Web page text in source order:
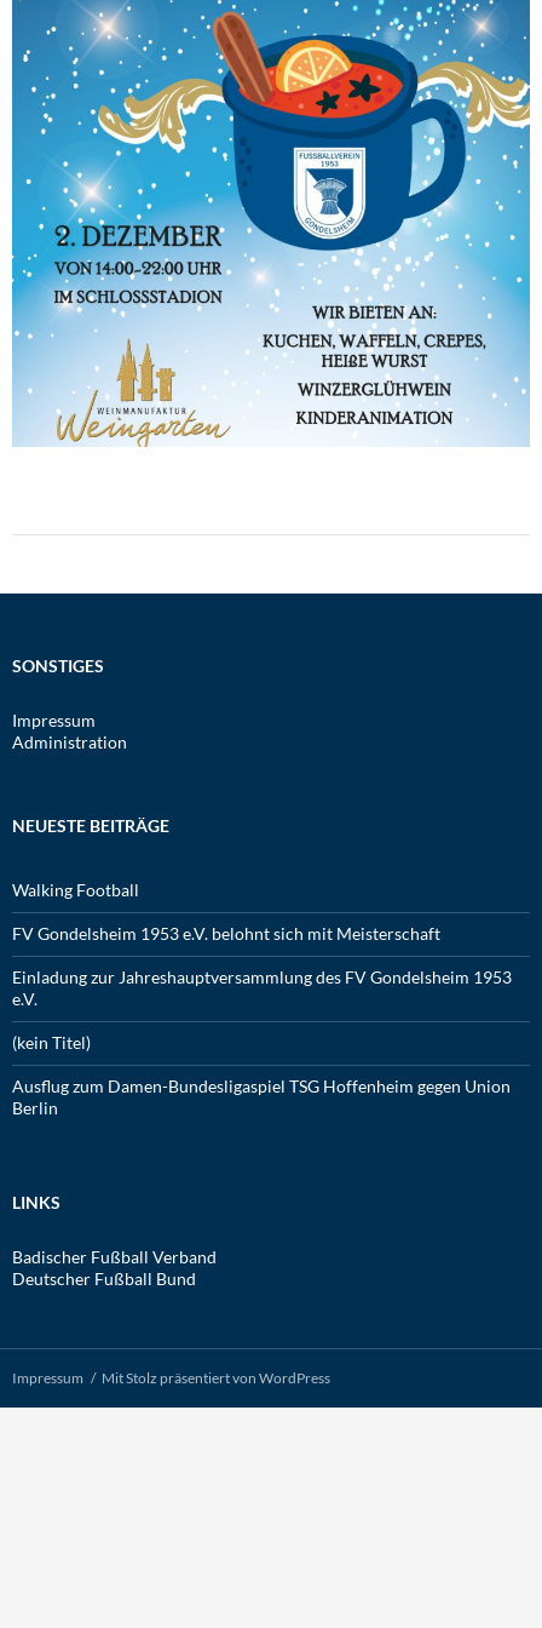
SONSTIGES
Impressum
Administration
NEUESTE BEITRÄGE
Walking Football
FV Gondelsheim 1953 e.V. belohnt sich mit Meisterschaft
Einladung zur Jahreshauptversammlung des FV Gondelsheim 1953
e.V.
(kein Titel)
Ausflug zum Damen-Bundesligaspiel TSG Hoffenheim gegen Union
Berlin
LINKS
Badischer Fußball Verband
Deutscher Fußball Bund
Impressum Mit Stolz präsentiert von WordPress